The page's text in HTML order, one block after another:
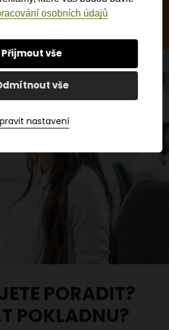
PORADIT?
POKLADNU?
osobních údajů
Přijmout vše
vše
nastavení